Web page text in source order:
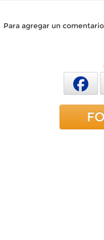
Para agregar un comentario